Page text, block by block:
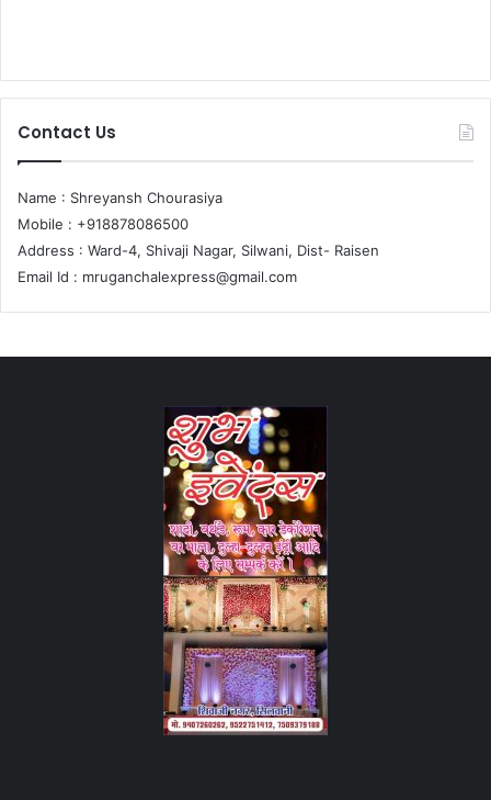
Contact Us
Name : Shreyansh Chourasiya
Mobile : +918878086500
Address : Ward-4, Shivaji Nagar, Silwani, Dist- Raisen
Email Id : mruganchalexpress@gmail.com